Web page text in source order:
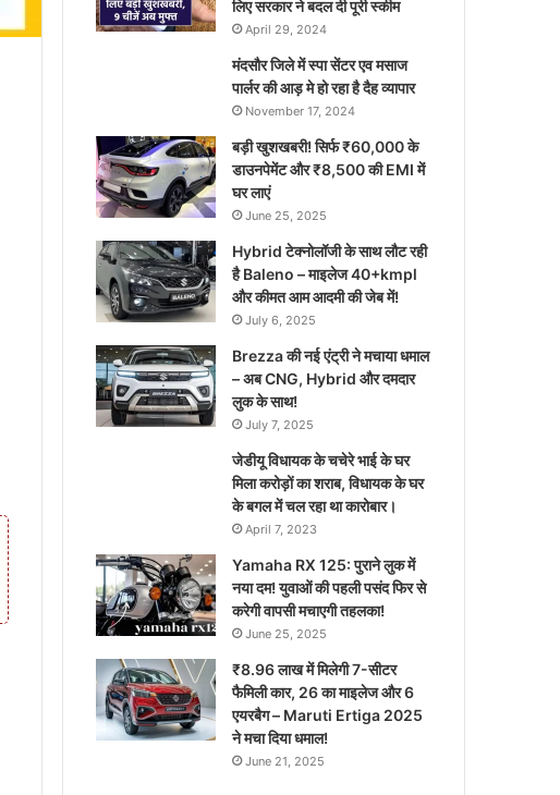
लिए सरकार ने बदल दी पूरी स्कीम
April 29, 2024
मंदसौर जिले में स्पा सेंटर एव मसाज
पार्लर की आड़ मे हो रहा है दैह व्यापार
November 17, 2024
बड़ी खुशखबरी! सिर्फ ₹60,000 के
डाउनपेमेंट और ₹8,500 की EMI में
घर लाएं
June 25, 2025
Hybrid टेक्नोलॉजी के साथ लौट रही
है Baleno – माइलेज 40+kmpl
और कीमत आम आदमी की जेब में!
July 6, 2025
Brezza की नई एंट्री ने मचाया धमाल
– अब CNG, Hybrid और दमदार
लुक के साथ!
July 7, 2025
जेडीयू विधायक के चचेरे भाई के घर
मिला करोड़ों का शराब, विधायक के घर
के बगल में चल रहा था कारोबार।
April 7, 2023
Yamaha RX 125: पुराने लुक में
नया दम! युवाओं की पहली पसंद फिर से
करेगी वापसी मचाएगी तहलका!
June 25, 2025
₹8.96 लाख में मिलेगी 7-सीटर
फैमिली कार, 26 का माइलेज और 6
एयरबैग – Maruti Ertiga 2025
ने मचा दिया धमाल!
June 21, 2025